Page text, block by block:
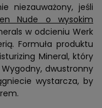
niezauważony, jeśli
Nude o wysokim
w odcieniu Werk
Formuła produktu
Mineral, który
dwustronny
wystarcza, by